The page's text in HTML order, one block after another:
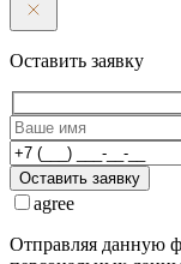
Оставить заявку
Оставить заявку
agree
Отправляя данную